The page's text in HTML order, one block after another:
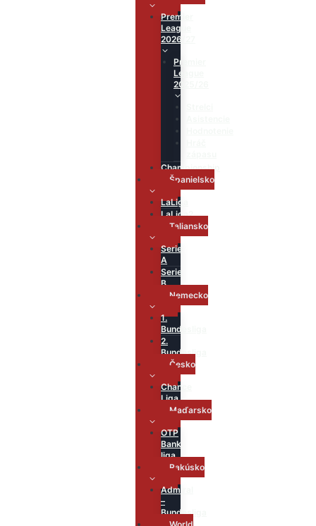
Premier
League
2026/27
Premier
League
2025/26
Championship
Španielsko
LaLiga
LaLiga2
Taliansko
Serie
A
Serie
B
Nemecko
1.
Bundesliga
2.
Bundesliga
Česko
Chance
Liga
Maďarsko
OTP
Bank
liga
Rakúsko
Admiral
–
Bundesliga